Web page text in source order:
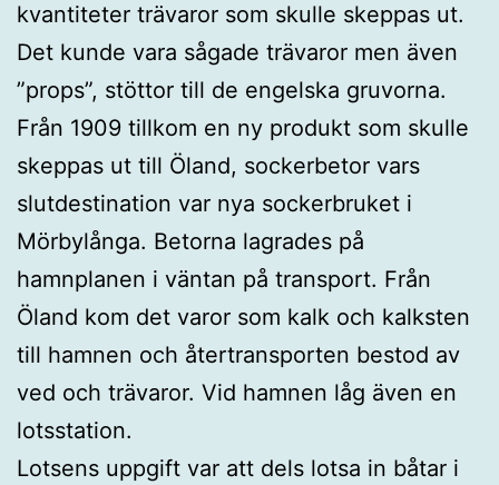
kvantiteter trävaror som skulle skeppas ut.
Det kunde vara sågade trävaror men även
”props”, stöttor till de engelska gruvorna.
Från 1909 tillkom en ny produkt som skulle
skeppas ut till Öland, sockerbetor vars
slutdestination var nya sockerbruket i
Mörbylånga. Betorna lagrades på
hamnplanen i väntan på transport. Från
Öland kom det varor som kalk och kalksten
till hamnen och återtransporten bestod av
ved och trävaror. Vid hamnen låg även en
lotsstation.
Lotsens uppgift var att dels lotsa in båtar i